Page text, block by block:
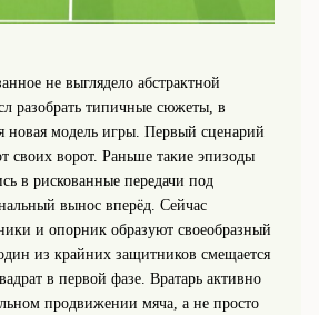
не выглядело абстрактной
разобрать типичные сюжеты, в
новая модель игры. Первый сценарий
ворот. Раньше такие эпизоды
в рискованные передачи под
вынос вперёд. Сейчас
и опорник образуют своеобразный
из крайних защитников смещается
в первой фазе. Вратарь активно
продвижении мяча, а не просто